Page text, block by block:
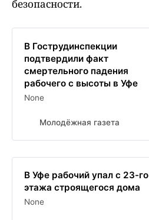
безопасности.
В Гострудинспекции
подтвердили факт
смертельного падения
рабочего с высоты в Уфе
None
Молодёжная газета
В Уфе рабочий упал с 23-го
этажа строящегося дома
None